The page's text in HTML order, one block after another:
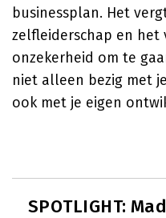
businessplan. Het
zelfleiderschap en het
onzekerheid om te
niet alleen bezig met
ook met je eigen
SPOTLIGHT: